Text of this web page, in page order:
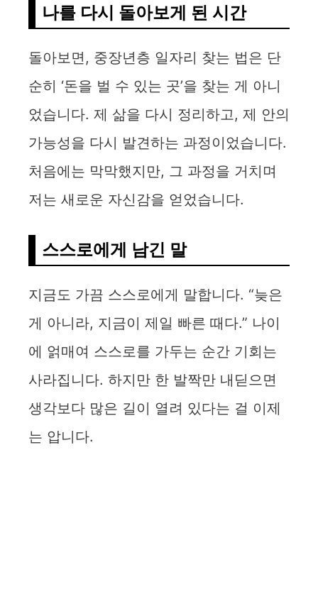
나를 다시 돌아보게 된 시간
돌아보면, 중장년층 일자리 찾는 법은 단
순히 ‘돈을 벌 수 있는 곳’을 찾는 게 아니
었습니다. 제 삶을 다시 정리하고, 제 안의
가능성을 다시 발견하는 과정이었습니다.
처음에는 막막했지만, 그 과정을 거치며
저는 새로운 자신감을 얻었습니다.
스스로에게 남긴 말
지금도 가끔 스스로에게 말합니다. “늦은
게 아니라, 지금이 제일 빠른 때다.” 나이
에 얽매여 스스로를 가두는 순간 기회는
사라집니다. 하지만 한 발짝만 내딛으면
생각보다 많은 길이 열려 있다는 걸 이제
는 압니다.